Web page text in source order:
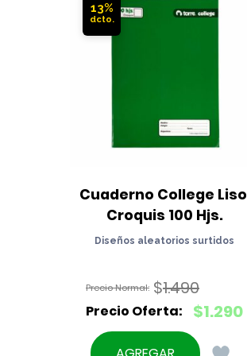
13%
Cuaderno College Liso
Croquis 100 Hjs.
Diseños aleatorios surtidos
$1.490
El
precio
original
$1.290
El
precio